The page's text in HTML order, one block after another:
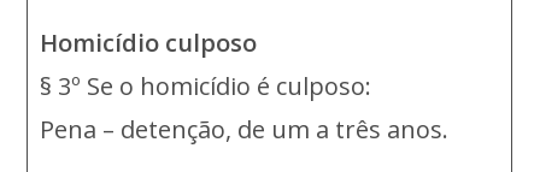
Homicídio culposo
§ 3º Se o homicídio é culposo:
Pena – detenção, de um a três anos.